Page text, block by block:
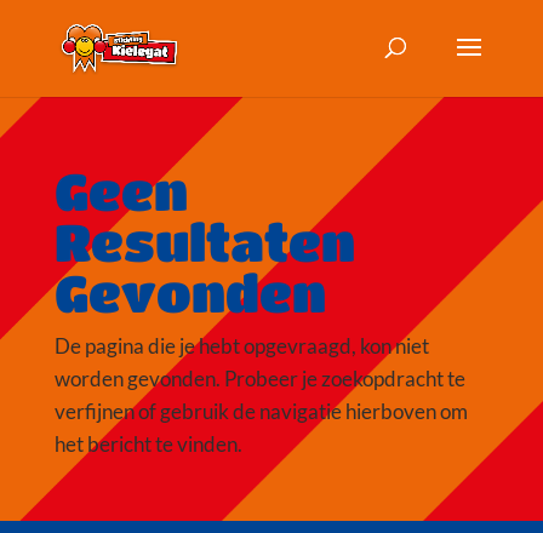
Geen
Resultaten
Gevonden
De pagina die je hebt opgevraagd, kon niet
worden gevonden. Probeer je zoekopdracht te
verfijnen of gebruik de navigatie hierboven om
het bericht te vinden.